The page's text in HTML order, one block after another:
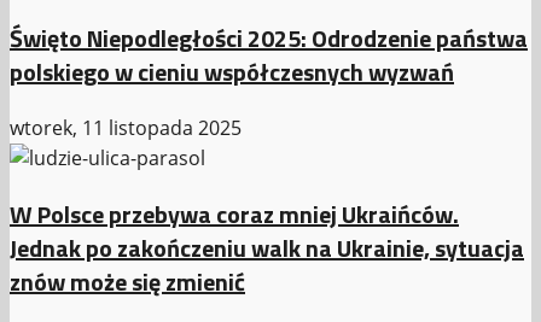
Święto Niepodległości 2025: Odrodzenie państwa
polskiego w cieniu współczesnych wyzwań
wtorek, 11 listopada 2025
W Polsce przebywa coraz mniej Ukraińców.
Jednak po zakończeniu walk na Ukrainie, sytuacja
znów może się zmienić